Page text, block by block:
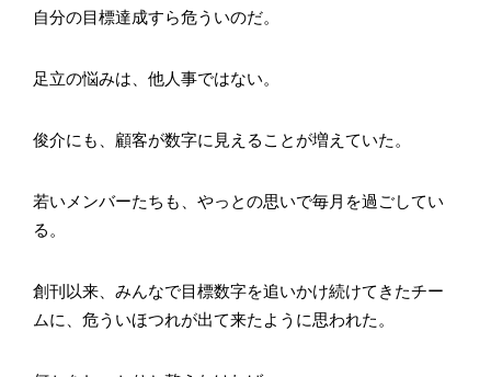
自分の目標達成すら危ういのだ。
足立の悩みは、他人事ではない。
俊介にも、顧客が数字に見えることが増えていた。
若いメンバーたちも、やっとの思いで毎月を過ごしてい
る。
創刊以来、みんなで目標数字を追いかけ続けてきたチー
ムに、危ういほつれが出て来たように思われた。